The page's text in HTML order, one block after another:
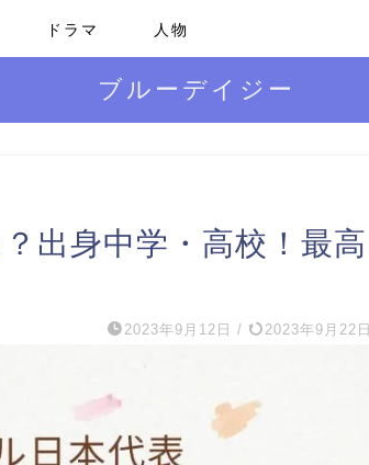
ドラマ 人物
ブルーデイジー
出身中学・高校！最高
2023年9月12日 / 2023年9月22日